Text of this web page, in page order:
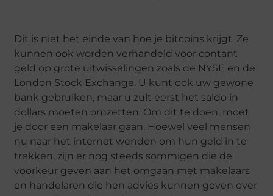
Dit is niet het einde van hoe je bitcoins krijgt. Ze
kunnen ook worden verhandeld voor contant
geld op grote uitwisselingen zoals de NYSE en de
London Stock Exchange. U kunt ook uw gewone
bank gebruiken, maar u zult eerst het saldo in
dollars moeten omzetten. Om dit te doen, moet
je door een makelaar gaan. Hoewel veel mensen
nu naar het internet wenden om hun geld in te
trekken, zijn er nog steeds sommigen die de
voorkeur geven aan het omgaan met makelaars
en handelaren die hen advies kunnen geven over